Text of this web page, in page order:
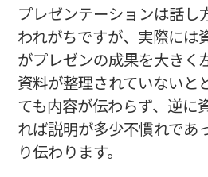
プレゼンテーションは話し
われがちですが、実際には
がプレゼンの成果を大きく
資料が整理されていないと
ても内容が伝わらず、逆に
れば説明が多少不慣れであ
り伝わります。